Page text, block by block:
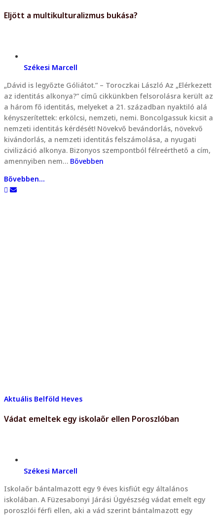
Eljött a multikulturalizmus bukása?
Székesi Marcell
„Dávid is legyőzte Góliátot.” – Toroczkai László Az „Elérkezett
az identitás alkonya?” című cikkünkben felsorolásra került az
a három fő identitás, melyeket a 21. században nyaktiló alá
kényszerítettek: erkölcsi, nemzeti, nemi. Boncolgassuk kicsit a
nemzeti identitás kérdését! Növekvő bevándorlás, növekvő
kivándorlás, a nemzeti identitás felszámolása, a nyugati
civilizáció alkonya. Bizonyos szempontból félreérthető a cím,
amennyiben nem… Bővebben
Bővebben...
Aktuális Belföld Heves
Vádat emeltek egy iskolaőr ellen Poroszlóban
Székesi Marcell
Iskolaőr bántalmazott egy 9 éves kisfiút egy általános
iskolában. A Füzesabonyi Járási Ügyészség vádat emelt egy
poroszlói férfi ellen, aki a vád szerint bántalmazott egy